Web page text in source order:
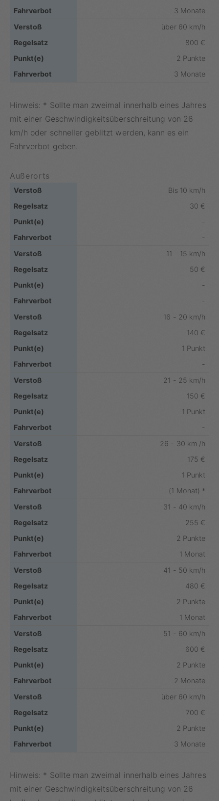
3 Monate
über 60 km/h
800 €
2 Punkte
3 Monate
Hinweis: * Sollte man zweimal innerhalb eines Jahres
mit einer Geschwindigkeitsüberschreitung von 26
km/h oder schneller geblitzt werden, kann es ein
Fahrverbot geben.
Außerorts
Bis 10 km/h
30 €
-
-
11 - 15 km/h
50 €
-
-
16 - 20 km/h
140 €
1 Punkt
-
21 - 25 km/h
150 €
1 Punkt
-
26 - 30 km /h
175 €
1 Punkt
(1 Monat) *
31 - 40 km/h
255 €
2 Punkte
1 Monat
41 - 50 km/h
480 €
2 Punkte
1 Monat
51 - 60 km/h
600 €
2 Punkte
2 Monate
über 60 km/h
700 €
2 Punkte
3 Monate
Hinweis: * Sollte man zweimal innerhalb eines Jahres
mit einer Geschwindigkeitsüberschreitung von 26